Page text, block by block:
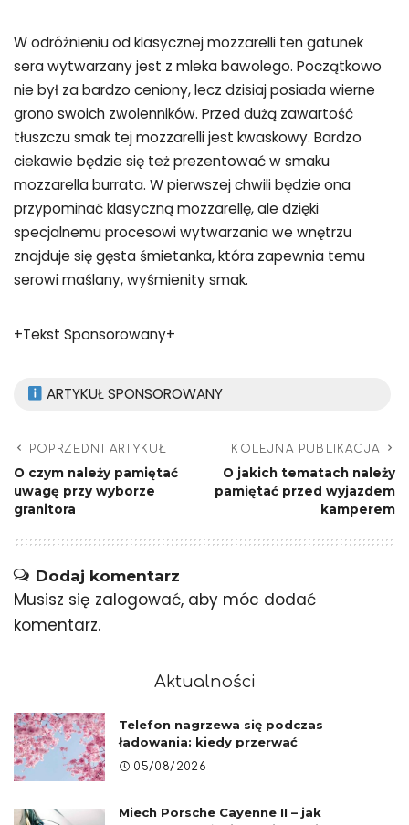
W odróżnieniu od klasycznej mozzarelli ten gatunek
sera wytwarzany jest z mleka bawolego. Początkowo
nie był za bardzo ceniony, lecz dzisiaj posiada wierne
grono swoich zwolenników. Przed dużą zawartość
tłuszczu smak tej mozzarelli jest kwaskowy. Bardzo
ciekawie będzie się też prezentować w smaku
mozzarella burrata. W pierwszej chwili będzie ona
przypominać klasyczną mozzarellę, ale dzięki
specjalnemu procesowi wytwarzania we wnętrzu
znajduje się gęsta śmietanka, która zapewnia temu
serowi maślany, wyśmienity smak.
+Tekst Sponsorowany+
ARTYKUŁ SPONSOROWANY
POPRZEDNI ARTYKUŁ
O czym należy pamiętać
uwagę przy wyborze
granitora
KOLEJNA PUBLIKACJA
O jakich tematach należy
pamiętać przed wyjazdem
kamperem
Dodaj komentarz
Musisz się zalogować, aby móc dodać
komentarz.
Aktualności
Telefon nagrzewa się podczas
ładowania: kiedy przerwać
05/08/2026
Miech Porsche Cayenne II – jak